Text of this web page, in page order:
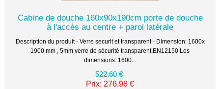
Cabine de douche 160x90x190cm porte de douche
à l'accès au centre + paroi latérale
Description du produit - Verre securit et transparent - Dimension: 1600x
1900 mm , 5mm verre de sécurité transparent,EN12150 Les
dimensions: 1600...
522.60 €
Prix: 276.98 €